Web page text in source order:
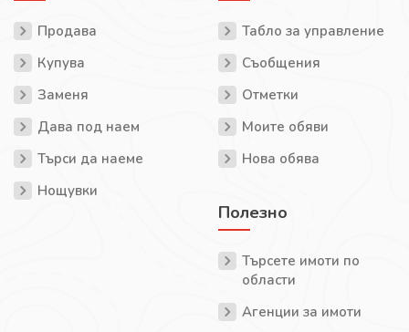
Продава
Купува
Заменя
Дава под наем
Търси да наеме
Нощувки
Табло за управление
Съобщения
Отметки
Моите обяви
Нова обява
Полезно
Търсете имоти по
области
Агенции за имоти